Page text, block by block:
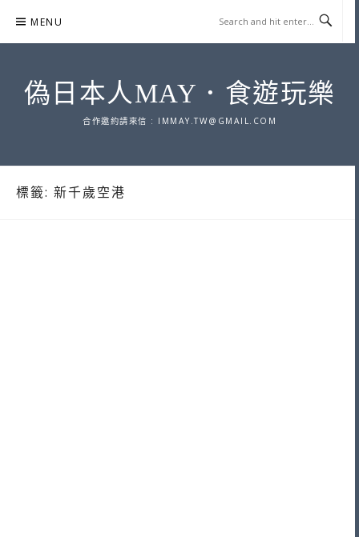
content
MENU
偽日本人MAY．食遊玩樂
合作邀約請來信 : IMMAY.TW@GMAIL.COM
標籤: 新千歲空港